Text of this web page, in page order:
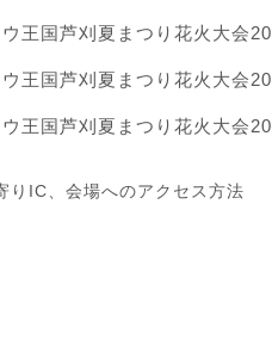
王国芦刈夏まつり花火大会
王国芦刈夏まつり花火大会
王国芦刈夏まつり花火大会
りIC、会場へのアクセス方法